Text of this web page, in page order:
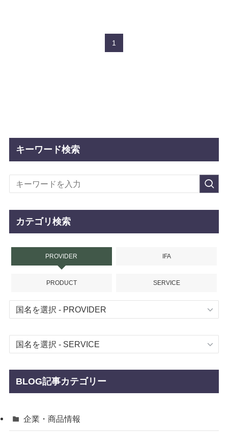
1
キーワード検索
カテゴリ検索
PROVIDER IFA
PRODUCT SERVICE
BLOG記事カテゴリー
企業・商品情報